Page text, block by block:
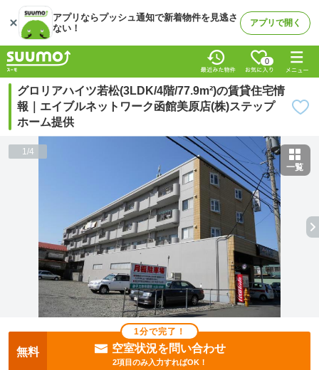
アプリならプッシュ通知で新着物件を見逃さ
ない！
アプリで開く
0
グロリアハイツ若松(3LDK/4階/77.9m²)の賃貸住宅情
報｜エイブルネットワーク函館美原店(株)ステップ
ホーム提供
1/4
一覧
1分で完了！
無料 空室状況を問い合わせ
2項目のみ入力すればOK！